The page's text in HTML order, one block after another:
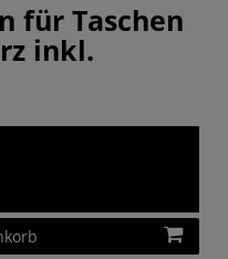
für Taschen
inkl.